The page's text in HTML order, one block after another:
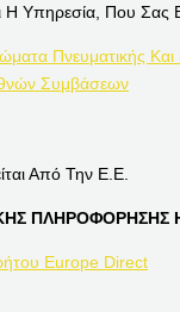
Υπηρεσία, Που Σας
Πνευματικής
Συμβάσεων
Από Την Ε.Ε.
ΠΛΗΡΟΦΟΡΗΣΗΣ
Europe Direct